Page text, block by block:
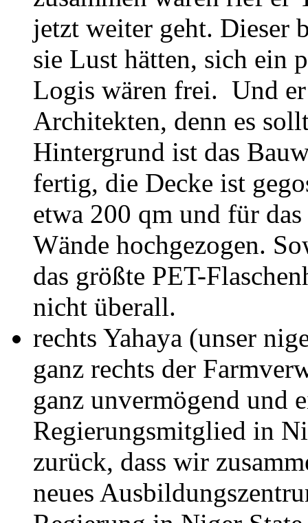
jetzt weiter geht. Dieser
sie Lust hätten, sich ein
Logis wären frei. Und
Architekten, denn es
Hintergrund ist das
fertig, die Decke ist
etwa 200 qm und für
Wände hochgezogen.
das größte PET-
nicht überall.
rechts Yahaya (unser
ganz rechts der
ganz unvermögend und
Regierungsmitglied in
zurück, dass wir
neues